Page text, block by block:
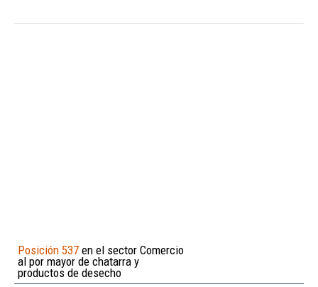
Posición 537 en el sector Comercio
al por mayor de chatarra y
productos de desecho